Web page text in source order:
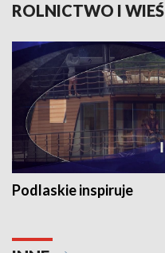
ROLNICTWO I WIEŚ
Podlaskie inspiruje